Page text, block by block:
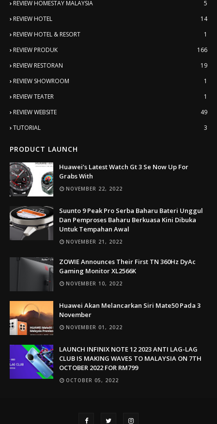
REVIEW HOMESTAY MALAYSIA
5
REVIEW HOTEL
14
REVIEW HOTEL & RESORT
1
REVIEW PRODUK
166
REVIEW RESTORAN
19
REVIEW SHOWROOM
1
REVIEW TEATER
1
REVIEW WEBSITE
49
TUTORIAL
3
PRODUCT LAUNCH
Huawei’s Latest Watch Gt 3 Se Now Up For
Grabs With
NOVEMBER 22, 2022
Suunto 9 Peak Pro Serba Baharu Bateri Unggul
Dan Pemproses Baharu Berkuasa Kini Dibuka
Untuk Tempahan Awal
NOVEMBER 21, 2022
ZOWIE Announces Their First TN 360Hz DyAc
Gaming Monitor XL2566K
NOVEMBER 10, 2022
Huawei Akan Melancarkan Siri Mate50 Pada 3
November
NOVEMBER 01, 2022
LAUNCH INFINIX NOTE 12 2023 ANTI LAG-LAG
CLUB IS MAKING WAVES TO MALAYSIA ON 7TH
OCTOBER 2022 FOR RM799
OCTOBER 05, 2022